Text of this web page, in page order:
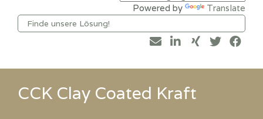
Powered by Translate
CCK Clay Coated Kraft